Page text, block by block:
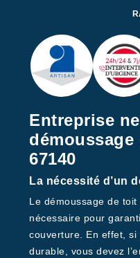
Entreprise
67140
La nécessité d’un
Le démoussage de
nécessaire pour
couverture. En effet,
durable, vous devez